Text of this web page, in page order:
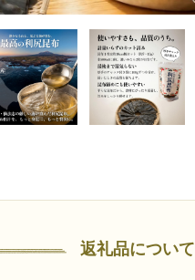
返礼品について